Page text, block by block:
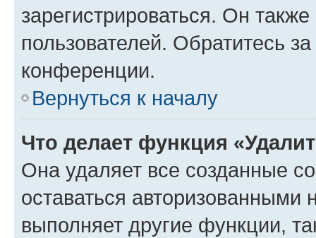
зарегистрироваться. Он
пользователей. Обратитесь
конференции.
Вернуться к началу
Что делает функция
Она удаляет все созданные
оставаться авторизованными
выполняет другие функции,